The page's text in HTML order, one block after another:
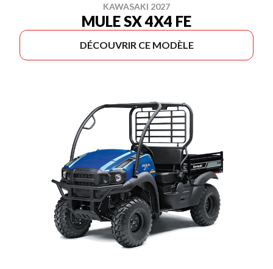
KAWASAKI 2027
MULE SX 4X4 FE
DÉCOUVRIR CE MODÈLE